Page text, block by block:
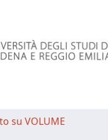
su VOLUME